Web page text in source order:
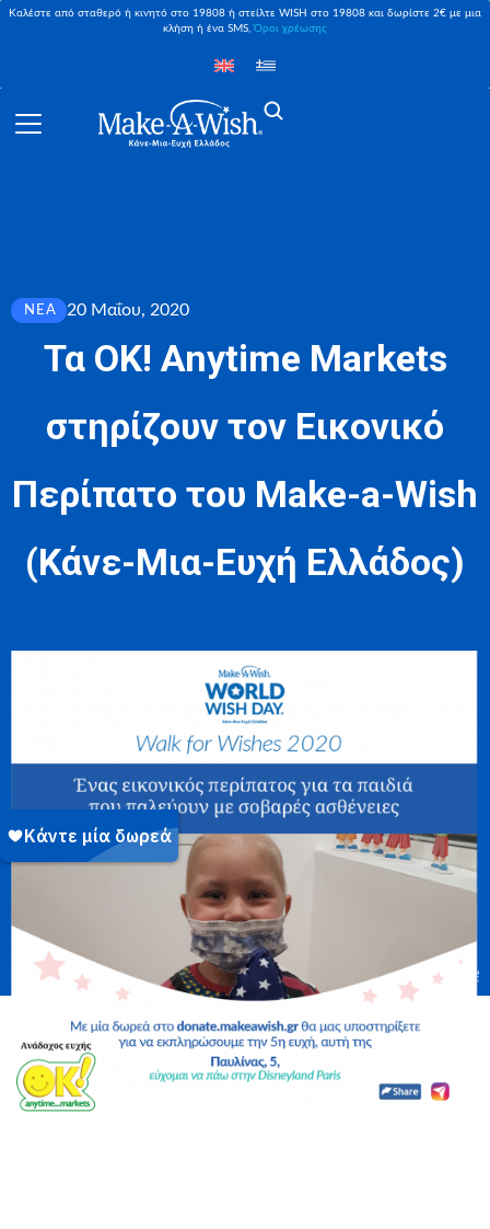
Καλέστε από σταθερό ή κινητό στο 19808 ή στείλτε WISH στο 19808 και δωρίστε 2€ με μια
κλήση ή ένα SMS,Όροι χρέωσης
ΝΈΑ 20 Μαΐου, 2020
Τα ΟΚ! Anytime Markets
στηρίζουν τον Εικονικό
Περίπατο του Make-a-Wish
(Κάνε-Μια-Ευχή Ελλάδος)